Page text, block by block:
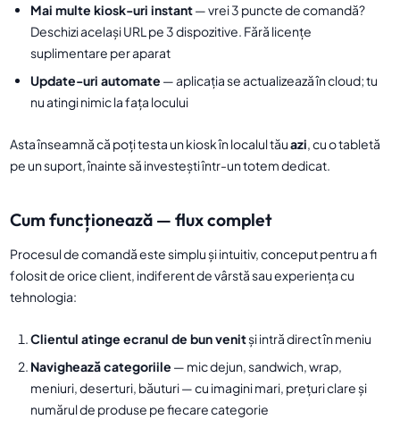
Mai multe kiosk-uri instant— vrei 3 puncte de comandă?
Deschizi același URL pe 3 dispozitive. Fără licențe
suplimentare per aparat
Update-uri automate — aplicația se actualizează în cloud; tu
nu atingi nimic la fața locului
Asta înseamnă că poți testa un kiosk în localul tăuazi, cu o tabletă
pe un suport, înainte să investești într-un totem dedicat.
Cum funcționează — flux complet
Procesul de comandă este simplu și intuitiv, conceput pentru a fi
folosit de orice client, indiferent de vârstă sau experiența cu
tehnologia:
Clientul atinge ecranul de bun venitși intră direct în meniu
Navighează categoriile — mic dejun, sandwich, wrap,
meniuri, deserturi, băuturi — cu imagini mari, prețuri clare și
numărul de produse pe fiecare categorie